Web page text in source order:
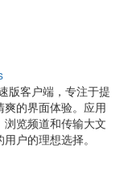
版客户端，专注于提
的界面体验。应用
览频道和传输大文
户的理想选择。